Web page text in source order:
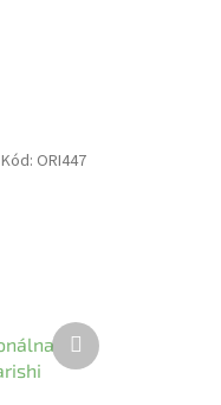
Kód: ORI447
Ďalší
produkt